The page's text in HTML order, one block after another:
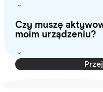
Czy muszę
moim urządzeniu?